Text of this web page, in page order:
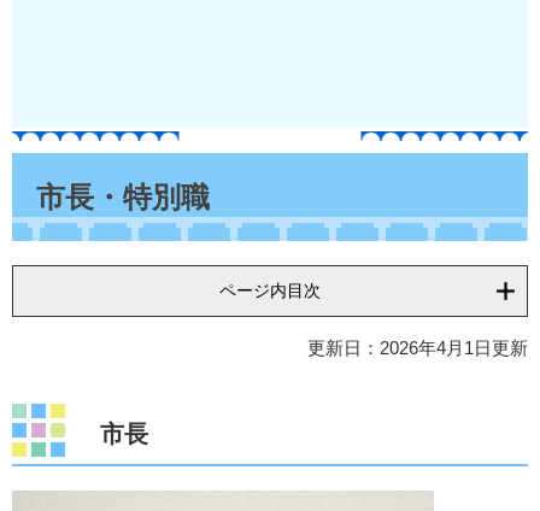
市長・特別職
ページ内目次
更新日：2026年4月1日更新
市長